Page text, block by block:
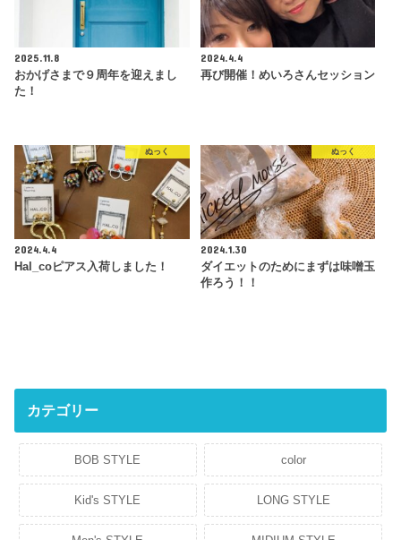
2025.11.8
おかげさまで９周年を迎えまし
た！
2024.4.4
再び開催！めいろさんセッション
ぬっく
2024.4.4
Hal_coピアス入荷しました！
ぬっく
2024.1.30
ダイエットのためにまずは味噌玉
作ろう！！
カテゴリー
BOB STYLE color
Kid's STYLE LONG STYLE